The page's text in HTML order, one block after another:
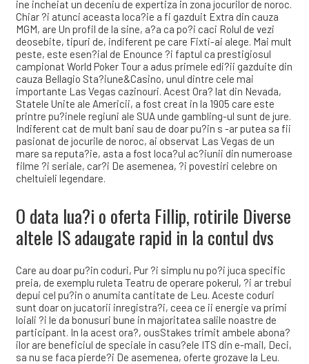
ine incheiat un deceniu de expertiza in zona jocurilor de noroc.
Chiar ?i atunci aceasta loca?ie a fi gazduit Extra din cauza
MGM, are Un profil de la sine, a?a ca po?i caci Rolul de vezi
deosebite, tipuri de, indiferent pe care Fixti-ai alege. Mai mult
peste, este esen?ial de Enounce ?i faptul ca prestigiosul
campionat World Poker Tour a adus primele edi?ii gazduite din
cauza Bellagio Sta?iune&Casino, unul dintre cele mai
importante Las Vegas cazinouri. Acest Ora? lat din Nevada,
Statele Unite ale Americii, a fost creat in la 1905 care este
printre pu?inele regiuni ale SUA unde gambling-ul sunt de jure.
Indiferent cat de mult bani sau de doar pu?in s -ar putea sa fii
pasionat de jocurile de noroc, ai observat Las Vegas de un
mare sa reputa?ie, asta a fost loca?ul ac?iunii din numeroase
filme ?i seriale, car?i De asemenea, ?i povestiri celebre on
cheltuieli legendare.
O data lua?i o oferta Fillip, rotirile Diverse
altele IS adaugate rapid in la contul dvs
Care au doar pu?in coduri, Pur ?i simplu nu po?i juca specific
preia, de exemplu ruleta Teatru de operare pokerul, ?i ar trebui
depui cel pu?in o anumita cantitate de Leu. Aceste coduri
sunt doar on jucatorii inregistra?i, ceea ce ii energie va primi
loiali ?i le da bonusuri bune in majoritatea salile noastre de
participant. In la acest ora?, ousStakes trimit ambele abona?
ilor are beneficiul de speciale in casu?ele ITS din e-mail, Deci,
sa nu se faca pierde?i De asemenea, oferte grozave la Leu.